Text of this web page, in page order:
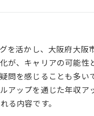
を活かし、大阪府大
が、キャリアの可能
問を感じることも多
アップを通じた年収
る内容です。